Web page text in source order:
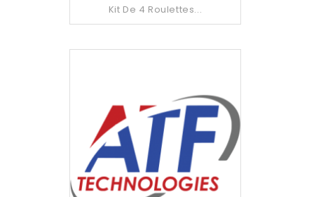
Kit De 4 Roulettes...